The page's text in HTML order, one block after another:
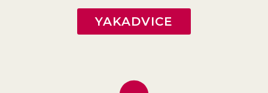
YAKADVICE